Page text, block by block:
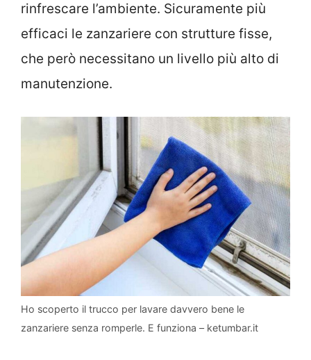
rinfrescare l’ambiente. Sicuramente più
efficaci le zanzariere con strutture fisse,
che però necessitano un livello più alto di
manutenzione.
Ho scoperto il trucco per lavare davvero bene le
zanzariere senza romperle. E funziona – ketumbar.it